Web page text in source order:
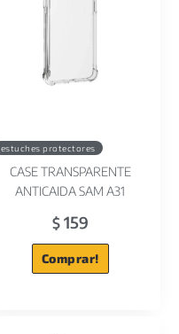
estuches protectores
CASE TRANSPARENTE
ANTICAIDA SAM A31
$159
Comprar!